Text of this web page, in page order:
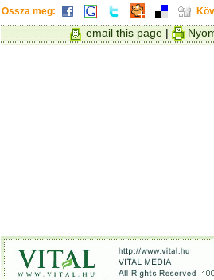
Ossza meg:
email this page |